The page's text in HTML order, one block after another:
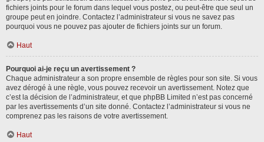
fichiers joints pour le forum dans lequel vous postez, ou peut-être que seul un
groupe peut en joindre. Contactez l’administrateur si vous ne savez pas
pourquoi vous ne pouvez pas ajouter de fichiers joints sur un forum.
Haut
Pourquoi ai-je reçu un avertissement ?
Chaque administrateur a son propre ensemble de règles pour son site. Si vous
avez dérogé à une règle, vous pouvez recevoir un avertissement. Notez que
c’est la décision de l’administrateur, et que phpBB Limited n’est pas concerné
par les avertissements d’un site donné. Contactez l’administrateur si vous ne
comprenez pas les raisons de votre avertissement.
Haut